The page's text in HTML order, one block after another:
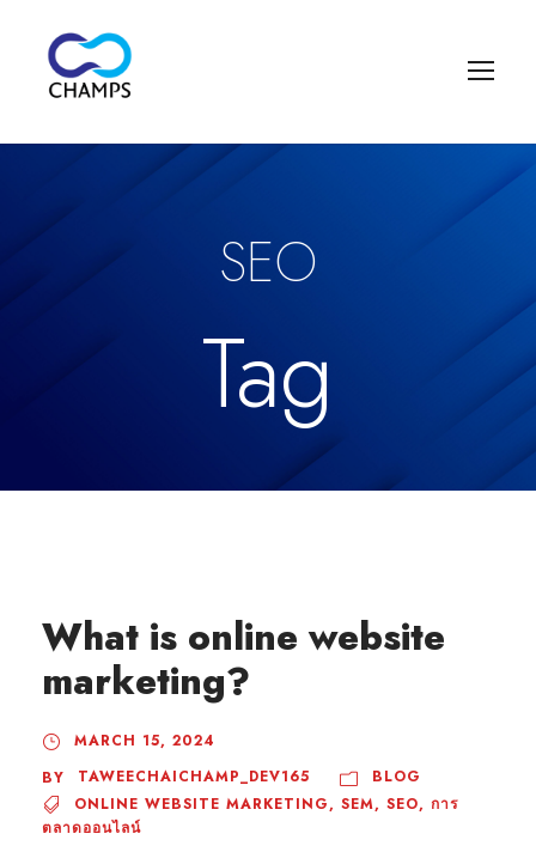
SEO
Tag
What is online website
marketing?
MARCH 15, 2024
BY
TAWEECHAICHAMP_DEV165
BLOG
ONLINE WEBSITE MARKETING, SEM, SEO, การ
ตลาดออนไลน์